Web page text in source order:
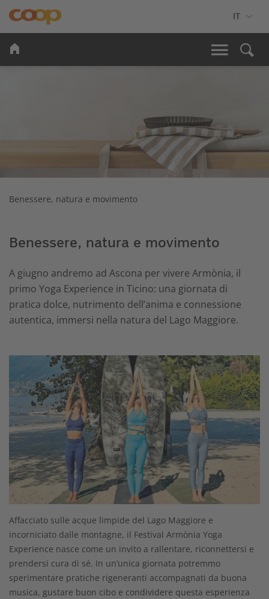
Benessere, natura e movimento
Benessere, natura e movimento
A giugno andremo ad Ascona per vivere Armònia, il
primo Yoga Experience in Ticino: una giornata di
pratica dolce, nutrimento dell’anima e connessione
autentica, immersi nella natura del Lago Maggiore.
Affacciato sulle acque limpide del Lago Maggiore e
incorniciato dalle montagne, il Festival Armònia Yoga
Experience nasce come un invito a rallentare, riconnettersi e
prendersi cura di sé. In un’unica giornata potremmo
sperimentare pratiche rigeneranti accompagnati da buona
musica, gustare buon cibo e condividere questa esperienza